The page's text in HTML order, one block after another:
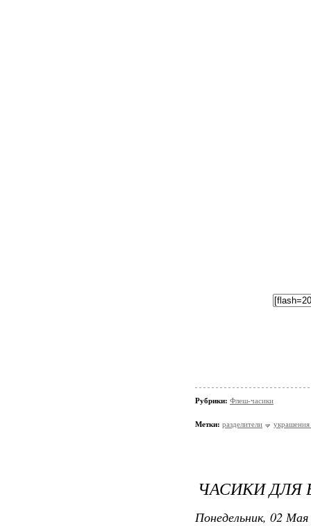
Рубрики: Флеш-часики
Метки: разделители украшения
ЧАСИКИ ДЛЯ
Понедельник, 02